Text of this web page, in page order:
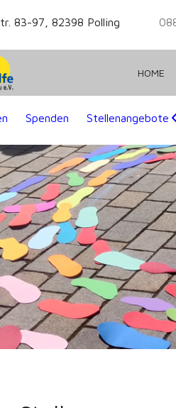
83-97, 82398 Polling
HOME
Spenden Stellenangebote